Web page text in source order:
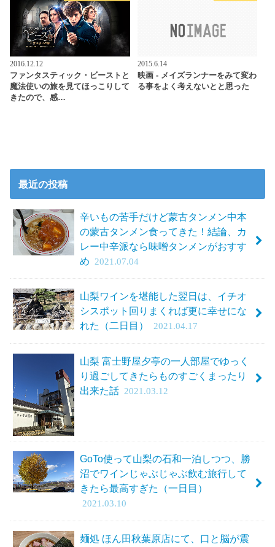
2016.12.12
ファンタスティック・ビーストと
魔法使いの旅を見てほっこりして
きたので、感…
2015.6.14
映画 - メイズランナーをみて変わ
る事をよく考えないとと思った
最近の投稿
辛いもの苦手だけど蒙古タンメン中本
の蒙古タンメン食ってきた！結論、カ
レー中辛派なら味噌タンメンがおすす
め
2021.07.04
山梨ワインを堪能した翌日は、イチオ
シスポット回りまくれば更に幸せにな
れた（二日目）
2021.04.17
山梨 富士野屋夕亭の一人部屋でゆっく
り過ごしてきたらものすごくまったり
出来た話 2021.03.12
GoTo使って山梨の石和一泊しつつ、勝
沼でワインじゃぶじゃぶ飲む旅行して
きたら最高すぎた（一日目）
2021.03.10
麺処 ほん田秋葉原店にて、口と脳が震